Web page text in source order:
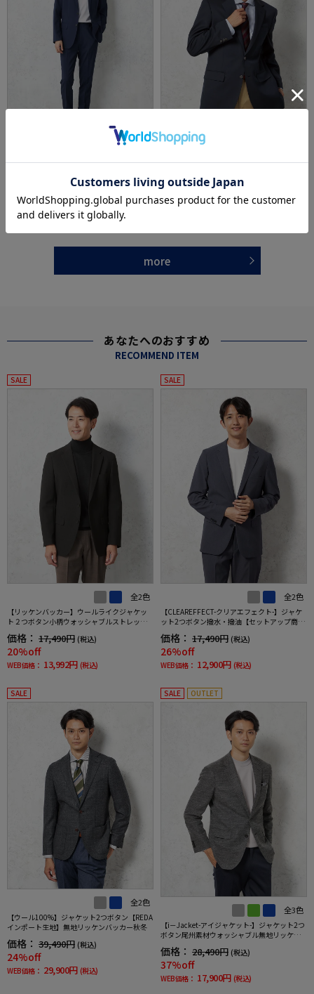
【AIRSUIT】上下セットパンツ裾上げ済みセッ
通年吸汗速乾UVカット2つボタンジャケットノ
11,990円
17%off
WEB価格： 9,900円 (税込)
【ウール混】ジャケット2つボタン紺ブレザー
価格： 27,500円
20%off
more
あなたへのおすすめ
RECOMMEND ITEM
SALE
全2色
【リッケンバッカー】ウールライクジャケッ
ト２つボタン小柄ウォッシャブルストレッチ
秋冬
価格： 17,490円 (税込)
20%off
WEB価格： 13,992円 (税込)
SALE
全2色
【CLEAREFFECT-クリアエフェクト-】ジャケ
ット2つボタン撥水・撥油【セットアップ商品
有】無地TOKYORUN
価格： 17,490円 (税込)
26%off
WEB価格： 12,900円 (税込)
SALE
全2色
【ウール100%】ジャケット2つボタン【REDA
インポート生地】無地リッケンバッカー秋冬
価格： 39,490円 (税込)
24%off
WEB価格： 29,900円 (税込)
SALE OUTLET
全3色
【i－Jacket-アイジャケット-】ジャケット2つ
ボタン尾州素材ウォッシャブル無地リッケン
バッカー秋冬
価格： 28,490円 (税込)
37%off
WEB価格： 17,900円 (税込)